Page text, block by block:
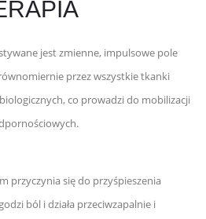
jest zmienne, impulsowe pole
przez wszystkie tkanki
co prowadzi do mobilizacji
przyczynia się do przyśpieszenia
ból i działa przeciwzapalnie i